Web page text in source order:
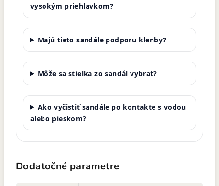
vysokým priehlavkom?
Majú tieto sandále podporu klenby?
Môže sa stielka zo sandál vybrať?
Ako vyčistiť sandále po kontakte s vodou
alebo pieskom?
Dodatočné parametre